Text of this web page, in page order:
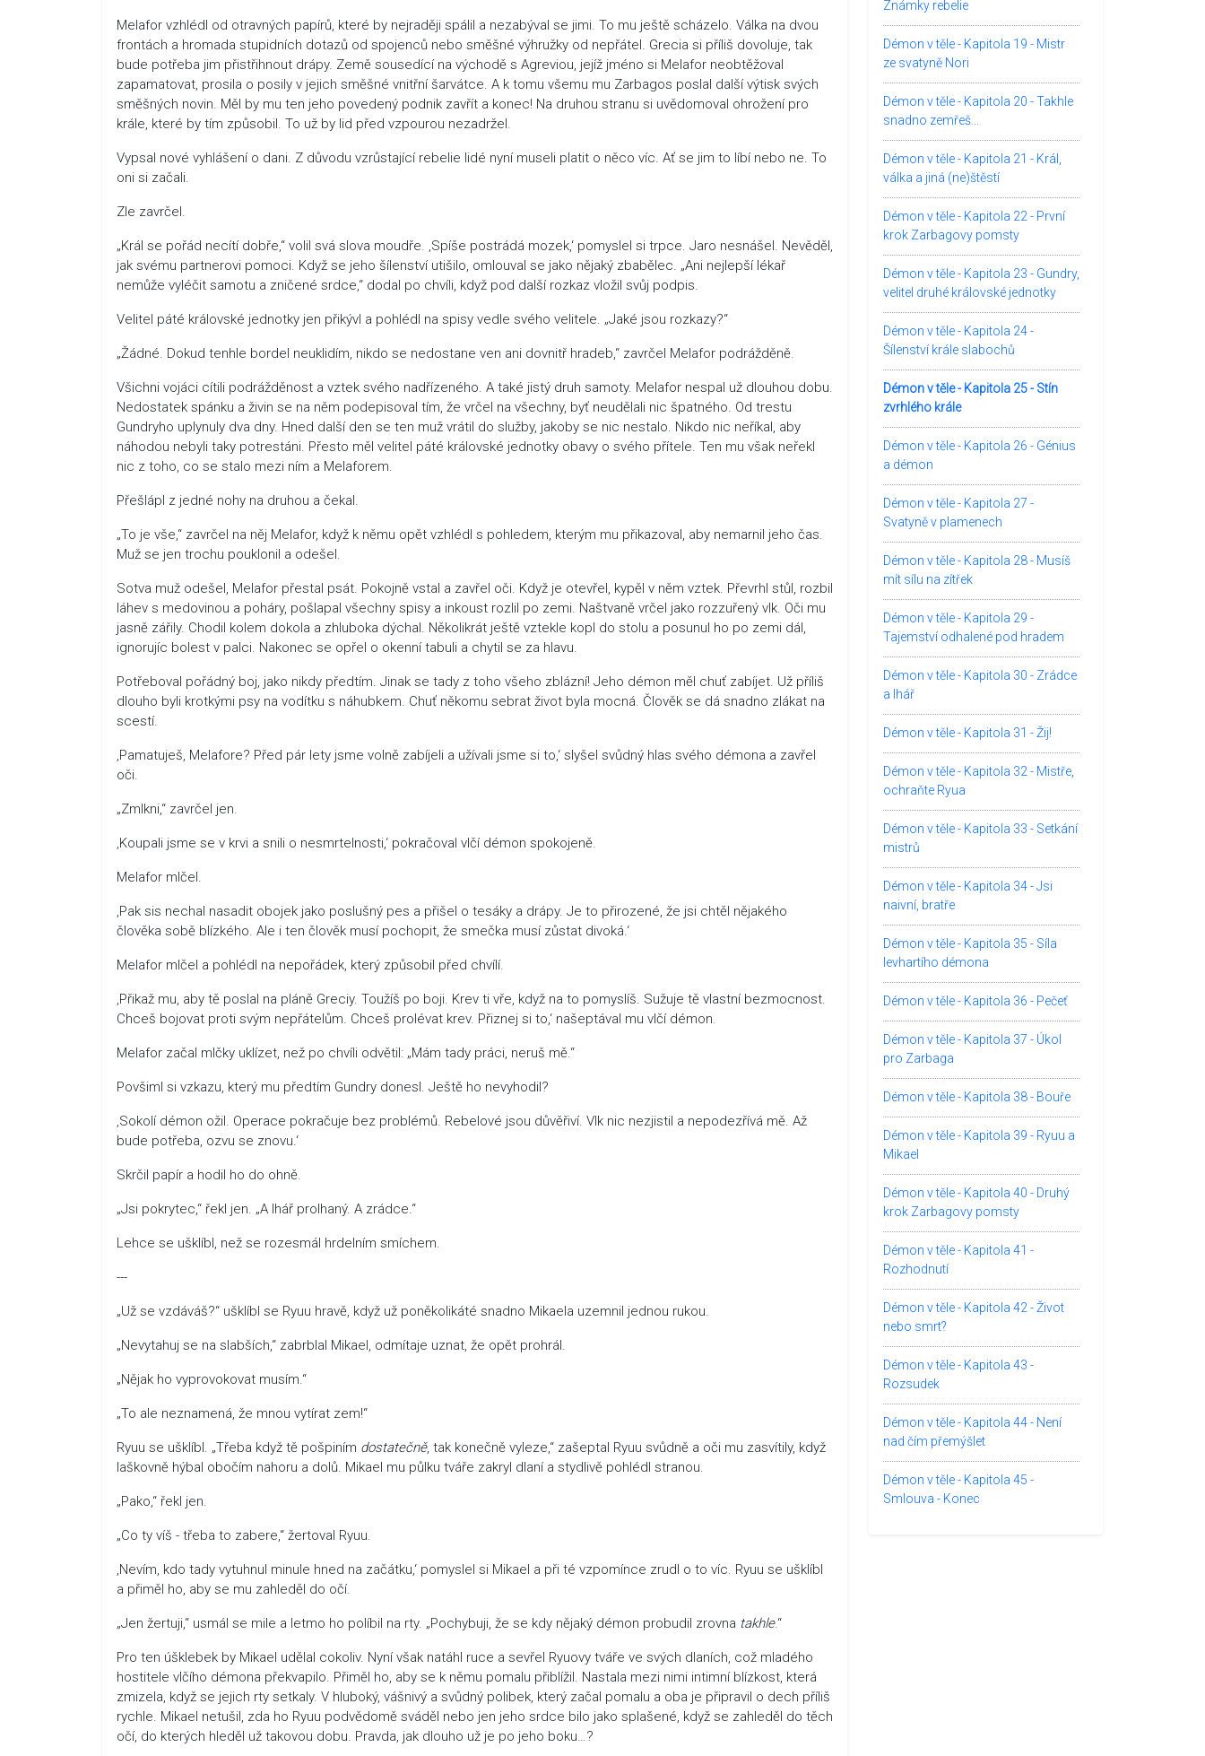
Melafor vzhlédl od otravných papírů, které by nejraději spálil a nezabýval se jimi. To mu ještě scházelo. Válka na dvou
frontách a hromada stupidních dotazů od spojenců nebo směšné výhružky od nepřátel. Grecia si příliš dovoluje, tak
bude potřeba jim přistřihnout drápy. Země sousedící na východě s Agreviou, jejíž jméno si Melafor neobtěžoval
zapamatovat, prosila o posily v jejich směšné vnitřní šarvátce. A k tomu všemu mu Zarbagos poslal další výtisk svých
směšných novin. Měl by mu ten jeho povedený podnik zavřít a konec! Na druhou stranu si uvědomoval ohrožení pro
krále, které by tím způsobil. To už by lid před vzpourou nezadržel.
Vypsal nové vyhlášení o dani. Z důvodu vzrůstající rebelie lidé nyní museli platit o něco víc. Ať se jim to líbí nebo ne. To
oni si začali.
Zle zavrčel.
„Král se pořád necítí dobře,“ volil svá slova moudře. ‚Spíše postrádá mozek,‘ pomyslel si trpce. Jaro nesnášel. Nevěděl,
jak svému partnerovi pomoci. Když se jeho šílenství utišilo, omlouval se jako nějaký zbabělec. „Ani nejlepší lékař
nemůže vyléčit samotu a zničené srdce,“ dodal po chvíli, když pod další rozkaz vložil svůj podpis.
Velitel páté královské jednotky jen přikývl a pohlédl na spisy vedle svého velitele. „Jaké jsou rozkazy?“
„Žádné. Dokud tenhle bordel neuklidím, nikdo se nedostane ven ani dovnitř hradeb,“ zavrčel Melafor podrážděně.
Všichni vojáci cítili podrážděnost a vztek svého nadřízeného. A také jistý druh samoty. Melafor nespal už dlouhou dobu.
Nedostatek spánku a živin se na něm podepisoval tím, že vrčel na všechny, byť neudělali nic špatného. Od trestu
Gundryho uplynuly dva dny. Hned další den se ten muž vrátil do služby, jakoby se nic nestalo. Nikdo nic neříkal, aby
náhodou nebyli taky potrestáni. Přesto měl velitel páté královské jednotky obavy o svého přítele. Ten mu však neřekl
nic z toho, co se stalo mezi ním a Melaforem.
Přešlápl z jedné nohy na druhou a čekal.
„To je vše,“ zavrčel na něj Melafor, když k němu opět vzhlédl s pohledem, kterým mu přikazoval, aby nemarnil jeho čas.
Muž se jen trochu pouklonil a odešel.
Sotva muž odešel, Melafor přestal psát. Pokojně vstal a zavřel oči. Když je otevřel, kypěl v něm vztek. Převrhl stůl, rozbil
láhev s medovinou a poháry, pošlapal všechny spisy a inkoust rozlil po zemi. Naštvaně vrčel jako rozzuřený vlk. Oči mu
jasně zářily. Chodil kolem dokola a zhluboka dýchal. Několikrát ještě vztekle kopl do stolu a posunul ho po zemi dál,
ignorujíc bolest v palci. Nakonec se opřel o okenní tabuli a chytil se za hlavu.
Potřeboval pořádný boj, jako nikdy předtím. Jinak se tady z toho všeho zblázní! Jeho démon měl chuť zabíjet. Už příliš
dlouho byli krotkými psy na vodítku s náhubkem. Chuť někomu sebrat život byla mocná. Člověk se dá snadno zlákat na
scestí.
‚Pamatuješ, Melafore? Před pár lety jsme volně zabíjeli a užívali jsme si to,‘ slyšel svůdný hlas svého démona a zavřel
oči.
„Zmlkni,“ zavrčel jen.
‚Koupali jsme se v krvi a snili o nesmrtelnosti,‘ pokračoval vlčí démon spokojeně.
Melafor mlčel.
‚Pak sis nechal nasadit obojek jako poslušný pes a přišel o tesáky a drápy. Je to přirozené, že jsi chtěl nějakého
člověka sobě blízkého. Ale i ten člověk musí pochopit, že smečka musí zůstat divoká.‘
Melafor mlčel a pohlédl na nepořádek, který způsobil před chvílí.
‚Přikaž mu, aby tě poslal na pláně Greciy. Toužíš po boji. Krev ti vře, když na to pomyslíš. Sužuje tě vlastní bezmocnost.
Chceš bojovat proti svým nepřátelům. Chceš prolévat krev. Přiznej si to,‘ našeptával mu vlčí démon.
Melafor začal mlčky uklízet, než po chvíli odvětil: „Mám tady práci, neruš mě.“
Povšiml si vzkazu, který mu předtím Gundry donesl. Ještě ho nevyhodil?
‚Sokolí démon ožil. Operace pokračuje bez problémů. Rebelové jsou důvěřiví. Vlk nic nezjistil a nepodezřívá mě. Až
bude potřeba, ozvu se znovu.‘
Skrčil papír a hodil ho do ohně.
„Jsi pokrytec,“ řekl jen. „A lhář prolhaný. A zrádce.“
Lehce se ušklíbl, než se rozesmál hrdelním smíchem.
---
„Už se vzdáváš?“ ušklíbl se Ryuu hravě, když už poněkolikáté snadno Mikaela uzemnil jednou rukou.
„Nevytahuj se na slabších,“ zabrblal Mikael, odmítaje uznat, že opět prohrál.
„Nějak ho vyprovokovat musím.“
„To ale neznamená, že mnou vytírat zem!“
Ryuu se ušklíbl. „Třeba když tě pošpiním dostatečně, tak konečně vyleze,“ zašeptal Ryuu svůdně a oči mu zasvítily, když
laškovně hýbal obočím nahoru a dolů. Mikael mu půlku tváře zakryl dlaní a stydlivě pohlédl stranou.
„Pako,“ řekl jen.
„Co ty víš - třeba to zabere,“ žertoval Ryuu.
‚Nevím, kdo tady vytuhnul minule hned na začátku,‘ pomyslel si Mikael a při té vzpomínce zrudl o to víc. Ryuu se ušklíbl
a přiměl ho, aby se mu zahleděl do očí.
„Jen žertuji,“ usmál se mile a letmo ho políbil na rty. „Pochybuji, že se kdy nějaký démon probudil zrovna takhle.“
Pro ten úšklebek by Mikael udělal cokoliv. Nyní však natáhl ruce a sevřel Ryuovy tváře ve svých dlaních, což mladého
hostitele vlčího démona překvapilo. Přiměl ho, aby se k němu pomalu přiblížil. Nastala mezi nimi intimní blízkost, která
zmizela, když se jejich rty setkaly. V hluboký, vášnivý a svůdný polibek, který začal pomalu a oba je připravil o dech příliš
rychle. Mikael netušil, zda ho Ryuu podvědomě sváděl nebo jen jeho srdce bilo jako splašené, když se zahleděl do těch
očí, do kterých hleděl už takovou dobu. Pravda, jak dlouho už je po jeho boku…?
Známky rebelie
Démon v těle - Kapitola 19 - Mistr
ze svatyně Nori
Démon v těle - Kapitola 20 - Takhle
snadno zemřeš...
Démon v těle - Kapitola 21 - Král,
válka a jiná (ne)štěstí
Démon v těle - Kapitola 22 - První
krok Zarbagovy pomsty
Démon v těle - Kapitola 23 - Gundry,
velitel druhé královské jednotky
Démon v těle - Kapitola 24 -
Šílenství krále slabochů
Démon v těle - Kapitola 25 - Stín
zvrhlého krále
Démon v těle - Kapitola 26 - Génius
a démon
Démon v těle - Kapitola 27 -
Svatyně v plamenech
Démon v těle - Kapitola 28 - Musíš
mít sílu na zítřek
Démon v těle - Kapitola 29 -
Tajemství odhalené pod hradem
Démon v těle - Kapitola 30 - Zrádce
a lhář
Démon v těle - Kapitola 31 - Žij!
Démon v těle - Kapitola 32 - Mistře,
ochraňte Ryua
Démon v těle - Kapitola 33 - Setkání
mistrů
Démon v těle - Kapitola 34 - Jsi
naivní, bratře
Démon v těle - Kapitola 35 - Síla
levhartího démona
Démon v těle - Kapitola 36 - Pečeť
Démon v těle - Kapitola 37 - Úkol
pro Zarbaga
Démon v těle - Kapitola 38 - Bouře
Démon v těle - Kapitola 39 - Ryuu a
Mikael
Démon v těle - Kapitola 40 - Druhý
krok Zarbagovy pomsty
Démon v těle - Kapitola 41 -
Rozhodnutí
Démon v těle - Kapitola 42 - Život
nebo smrt?
Démon v těle - Kapitola 43 -
Rozsudek
Démon v těle - Kapitola 44 - Není
nad čím přemýšlet
Démon v těle - Kapitola 45 -
Smlouva - Konec